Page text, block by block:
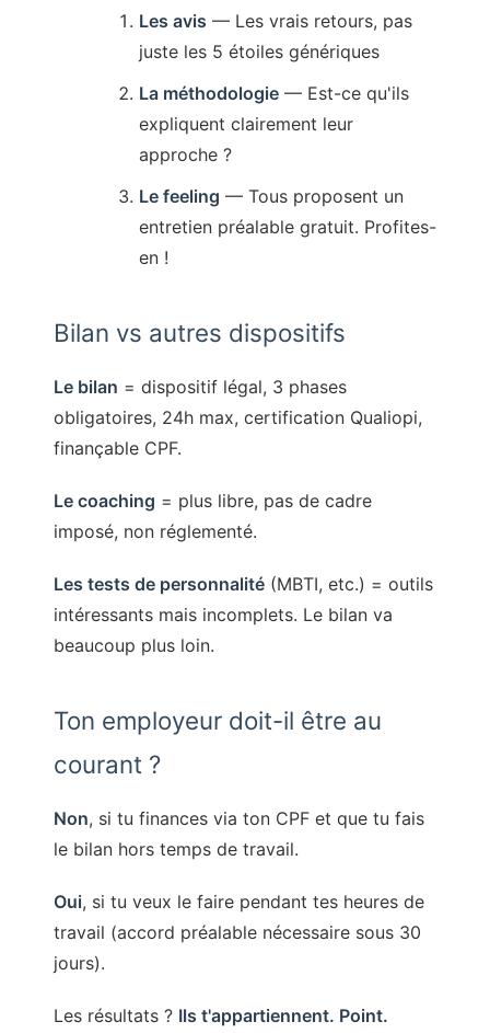
Les avis — Les vrais retours, pas
juste les 5 étoiles génériques
La méthodologie— Est-ce qu'ils
expliquent clairement leur
approche ?
Le feeling — Tous proposent un
entretien préalable gratuit. Profites-
en !
Bilan vs autres dispositifs
Le bilan = dispositif légal, 3 phases
obligatoires, 24h max, certification Qualiopi,
finançable CPF.
Le coaching = plus libre, pas de cadre
imposé, non réglementé.
Les tests de personnalité(MBTI, etc.) = outils
intéressants mais incomplets. Le bilan va
beaucoup plus loin.
Ton employeur doit-il être au
courant ?
Non, si tu finances via ton CPF et que tu fais
le bilan hors temps de travail.
Oui, si tu veux le faire pendant tes heures de
travail (accord préalable nécessaire sous 30
jours).
Les résultats ? Ils t'appartiennent. Point.